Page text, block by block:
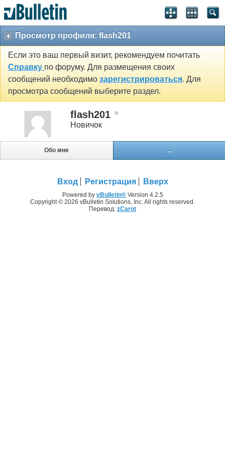
Просмотр профиля: flash201
Если это ваш первый визит, рекомендуем почитать
Справку по форуму. Для размещения своих
сообщений необходимо зарегистрироваться. Для
просмотра сообщений выберите раздел.
flash201
Новичок
Обо мне ...
Вход Регистрация Вверх
Powered by vBulletin®Version 4.2.5
Copyright © 2026 vBulletin Solutions, Inc. All rights reserved.
Перевод: zCarot